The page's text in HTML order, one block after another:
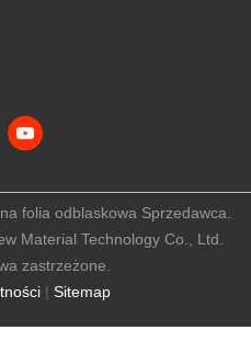
| Sitemap
folia odblaskowa Sprzedawca.
Material Technology Co., Ltd.
zastrzeżone.